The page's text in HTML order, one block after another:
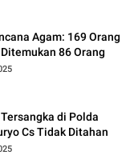
Agam: 169 Orang
86 Orang
di Polda
Cs Tidak Ditahan